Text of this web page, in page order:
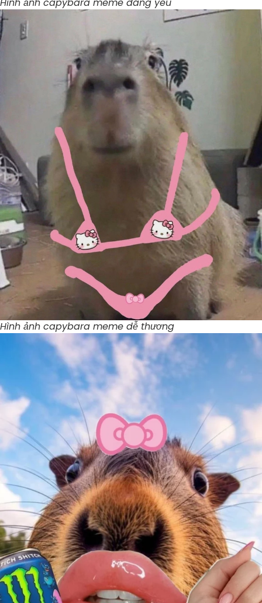
Hình ảnh capybara meme đáng yêu
Hình ảnh capybara meme dễ thương